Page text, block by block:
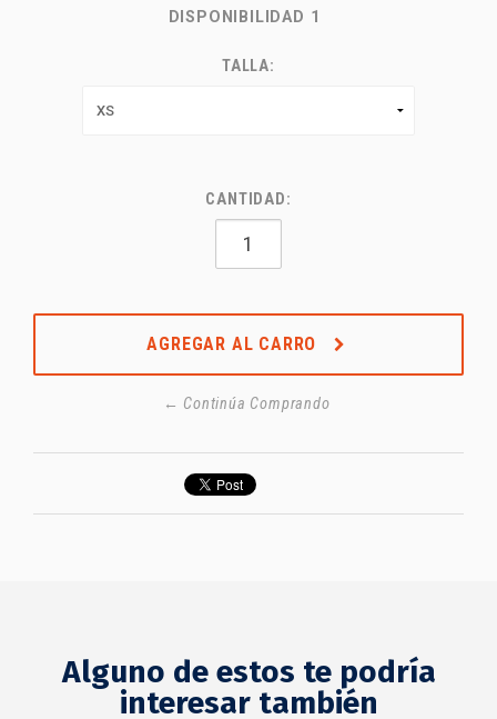
DISPONIBILIDAD 1
TALLA:
CANTIDAD:
AGREGAR AL CARRO
← Continúa Comprando
Alguno de estos te podría
interesar también